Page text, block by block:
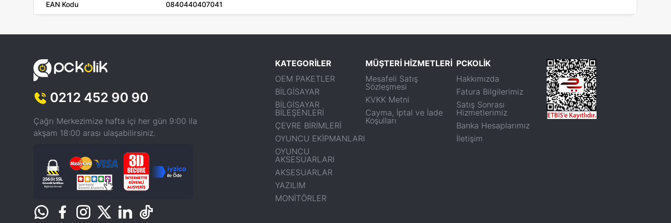
EAN Kodu 0840440407041
0212 452 90 90
Çağrı Merkezimize hafta içi her gün 9:00 ila
akşam 18:00 arası ulaşabilirsiniz.
KATEGORİLER
OEM PAKETLER
BİLGİSAYAR
BİLGİSAYAR
BİLEŞENLERİ
ÇEVRE BİRİMLERİ
OYUNCU EKİPMANLARI
OYUNCU
AKSESUARLARI
AKSESUARLAR
YAZILIM
MONİTÖRLER
MÜŞTERİ HİZMETLERİ
Mesafeli Satış
Sözleşmesi
KVKK Metni
Cayma, İptal ve İade
Koşulları
PCKOLİK
Hakkımızda
Fatura Bilgilerimiz
Satış Sonrası
Hizmetlerimiz
Banka Hesaplarımız
İletişim